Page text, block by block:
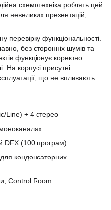
схемотехніка роблять цей
невеликих презентацій,
перевірку функціональності.
без сторонніх шумів та
функціонує коректно.
На корпусі присутні
що не впливають
Line) + 4 стерео
DFX (100 програм)
конденсаторних
Control Room